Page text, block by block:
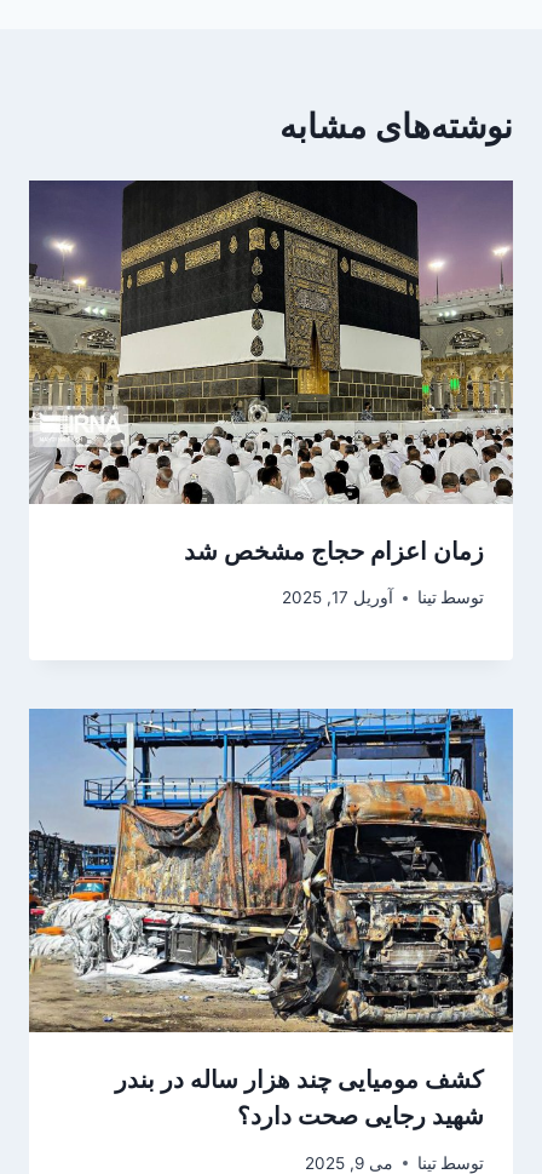
نوشته‌های مشابه
زمان اعزام حجاج مشخص شد
توسط تینا آوریل 17, 2025
کشف مومیایی چند هزار ساله در بندر
شهید رجایی صحت دارد؟
توسط تینا می 9, 2025